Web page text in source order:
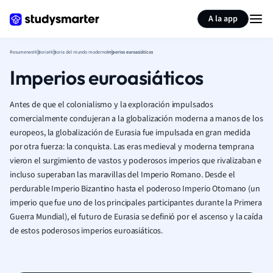
A la app
ResumenesHistoriaHistoria del mundo modernoImperios euroasiáticos
Imperios euroasiáticos
Antes de que el colonialismo y la exploración impulsados
comercialmente condujeran a la globalización moderna a manos de los
europeos, la globalización de Eurasia fue impulsada en gran medida
por otra fuerza: la conquista. Las eras medieval y moderna temprana
vieron el surgimiento de vastos y poderosos imperios que rivalizaban e
incluso superaban las maravillas del Imperio Romano. Desde el
perdurable Imperio Bizantino hasta el poderoso Imperio Otomano (un
imperio que fue uno de los principales participantes durante la Primera
Guerra Mundial), el futuro de Eurasia se definió por el ascenso y la caída
de estos poderosos imperios euroasiáticos.
Resumir página